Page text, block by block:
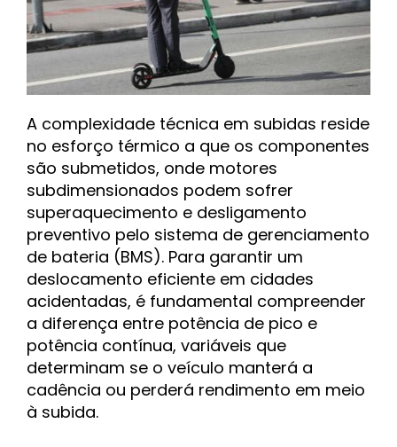
A complexidade técnica em subidas reside
no esforço térmico a que os componentes
são submetidos, onde motores
subdimensionados podem sofrer
superaquecimento e desligamento
preventivo pelo sistema de gerenciamento
de bateria (BMS). Para garantir um
deslocamento eficiente em cidades
acidentadas, é fundamental compreender
a diferença entre potência de pico e
potência contínua, variáveis que
determinam se o veículo manterá a
cadência ou perderá rendimento em meio
à subida.